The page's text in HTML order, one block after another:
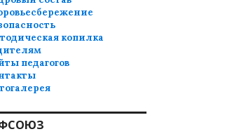
копилка
педагогов